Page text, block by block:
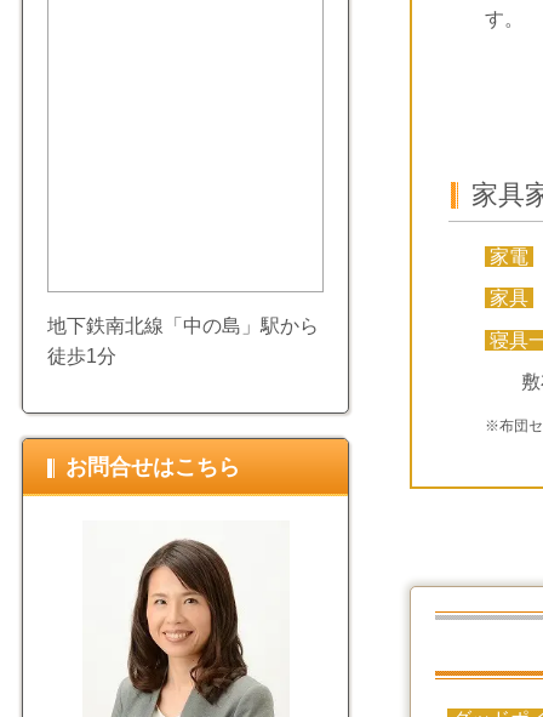
す。
家具
家電
家具
寝具
※布団セ
地下鉄南北線「中の島」駅から
徒歩1分
お問合せはこちら